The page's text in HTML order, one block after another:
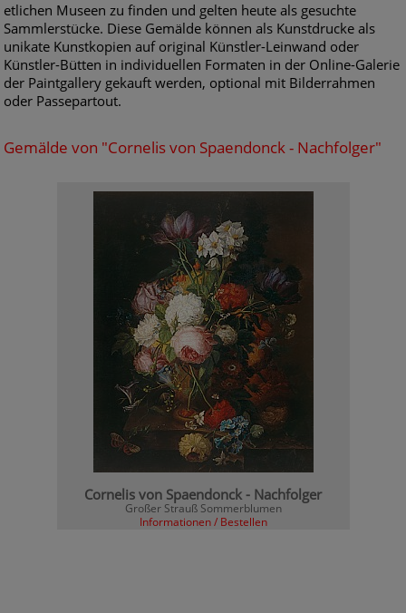
etlichen Museen zu finden und gelten heute als gesuchte
Sammlerstücke. Diese Gemälde können als Kunstdrucke als
unikate Kunstkopien auf original Künstler-Leinwand oder
Künstler-Bütten in individuellen Formaten in der Online-Galerie
der Paintgallery gekauft werden, optional mit Bilderrahmen
oder Passepartout.
Gemälde von "Cornelis von Spaendonck - Nachfolger"
Cornelis von Spaendonck - Nachfolger
Großer Strauß Sommerblumen
Informationen / Bestellen